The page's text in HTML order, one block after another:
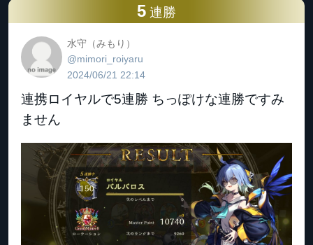
5 連勝
水守（みもり）
@mimori_roiyaru
2024/06/21 22:14
連携ロイヤルで5連勝 ちっぽけな連勝ですみ
ません